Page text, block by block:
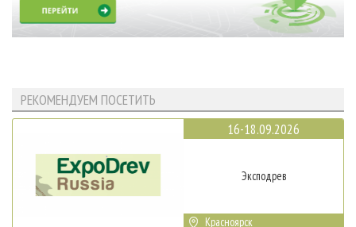
РЕКОМЕНДУЕМ ПОСЕТИТЬ
16-18.09.2026
Эксподрев
Красноярск